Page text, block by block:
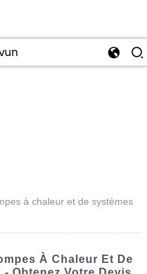
à chaleur et de systèmes
À Chaleur Et De